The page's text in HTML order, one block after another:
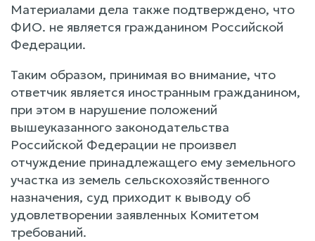
Материалами дела также подтверждено, что
ФИО. не является гражданином Российской
Федерации.
Таким образом, принимая во внимание, что
ответчик является иностранным гражданином,
при этом в нарушение положений
вышеуказанного законодательства
Российской Федерации не произвел
отчуждение принадлежащего ему земельного
участка из земель сельскохозяйственного
назначения, суд приходит к выводу об
удовлетворении заявленных Комитетом
требований.